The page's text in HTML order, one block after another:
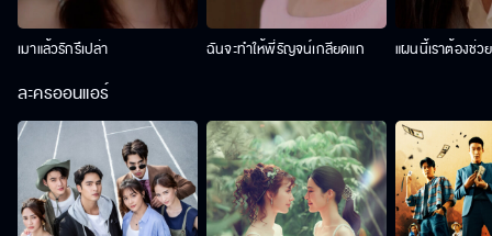
เมาแล้วรักรึเปล่า ฉันจะทำให้พี่รัญจน์เกลียดแก แผนนี้เราต้องช่ว
ละครออนแอร์